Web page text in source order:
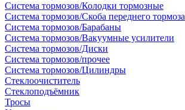
Система тормозов/Колодки тормозные
Система тормозов/Скоба переднего тормоза
Система тормозов/Барабаны
Система тормозов/Вакуумные усилители
Система тормозов/Диски
Система тормозов/прочее
Система тормозов/Цилиндры
Стеклоочиститель
Стеклоподъёмник
Тросы